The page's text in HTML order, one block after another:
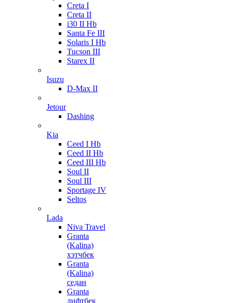
Creta I
Creta II
i30 II Hb
Santa Fe III
Solaris I Hb
Tucson III
Starex II
Isuzu
D-Max II
Jetour
Dashing
Kia
Ceed I Hb
Ceed II Hb
Ceed III Hb
Soul II
Soul III
Sportage IV
Seltos
Lada
Niva Travel
Granta
(Kalina)
хэтчбек
Granta
(Kalina)
седан
Granta
лифтбек